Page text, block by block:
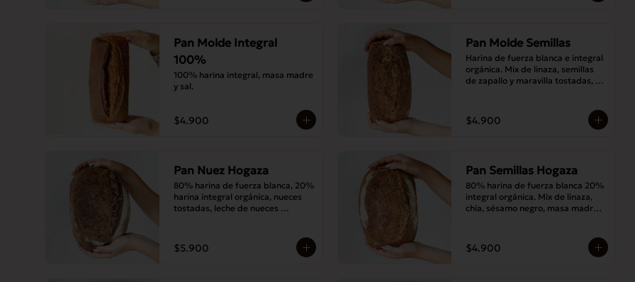
Pan Molde Integral
100%
100% harina integral, masa madre
y sal.
$4.900
Pan Molde Semillas
Harina de fuerza blanca e integral
orgánica. Mix de linaza, semillas
de zapallo y maravilla tostadas,
$4.900
Pan Nuez Hogaza
80% harina de fuerza blanca, 20%
harina integral orgánica, nueces
tostadas, leche de nueces
$5.900
Pan Semillas Hogaza
80% harina de fuerza blanca 20%
integral orgánica. Mix de linaza,
chía, sésamo negro, masa madre y
$4.900